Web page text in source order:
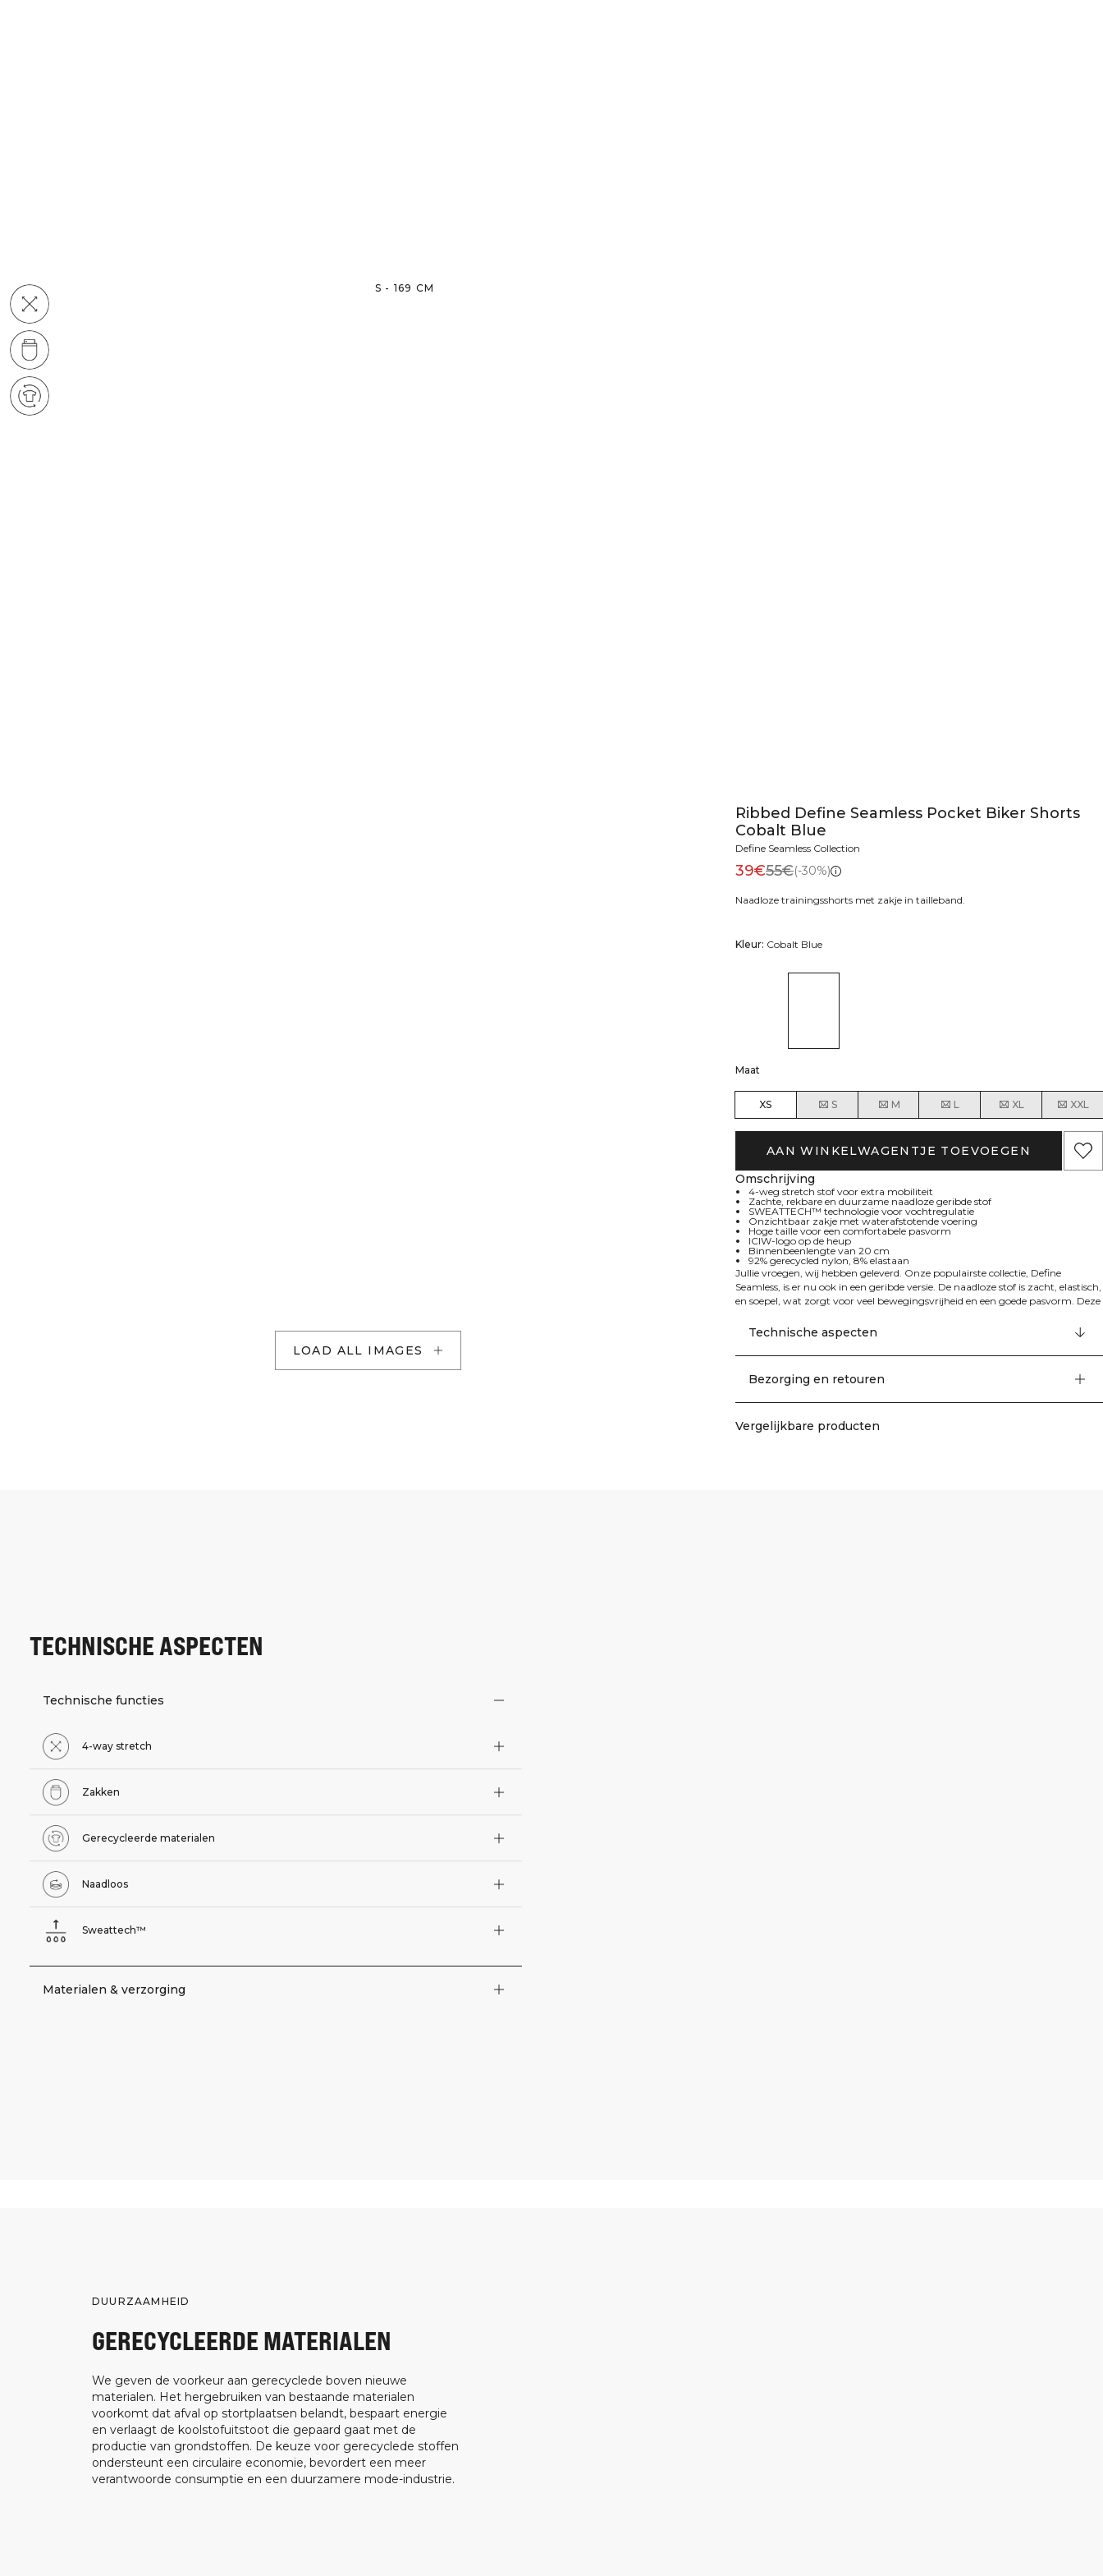
S - 169 CM
LOAD ALL IMAGES
Ribbed Define Seamless Pocket Biker Shorts
Cobalt Blue
Define Seamless Collection
39€55€(-30%)
Naadloze trainingsshorts met zakje in tailleband.
Kleur: Cobalt Blue
Maat
XS S M L XL XXL
AAN WINKELWAGENTJE TOEVOEGEN
Omschrijving
4-weg stretch stof voor extra mobiliteit
Zachte, rekbare en duurzame naadloze geribde stof
SWEATTECH™ technologie voor vochtregulatie
Onzichtbaar zakje met waterafstotende voering
Hoge taille voor een comfortabele pasvorm
ICIW-logo op de heup
Binnenbeenlengte van 20 cm
92% gerecycled nylon, 8% elastaan
Jullie vroegen, wij hebben geleverd. Onze populairste collectie, Define
Seamless, is er nu ook in een geribde versie. De naadloze stof is zacht, elastisch,
en soepel, wat zorgt voor veel bewegingsvrijheid en een goede pasvorm. Deze
trendy kleuren, is perfect voor verschillende soorten work-outs. ICIW-logo op
linkerheup. Hoge taille voor een perfecte pasvorm. Binnenbeenlengte 20 cm.
Zakje met onzichtbare rits en waterafstotende voering op achterkant van de
meer mobiliteit tijdens je work-out. SWEATTECH™. Elastische en duurzame
Technische aspecten
Bezorging en retouren
Vergelijkbare producten
TECHNISCHE ASPECTEN
Technische functies
4-way stretch
Zakken
Gerecycleerde materialen
Naadloos
Sweattech™
Materialen & verzorging
DUURZAAMHEID
GERECYCLEERDE MATERIALEN
We geven de voorkeur aan gerecyclede boven nieuwe
materialen. Het hergebruiken van bestaande materialen
voorkomt dat afval op stortplaatsen belandt, bespaart energie
en verlaagt de koolstofuitstoot die gepaard gaat met de
productie van grondstoffen. De keuze voor gerecyclede stoffen
ondersteunt een circulaire economie, bevordert een meer
verantwoorde consumptie en een duurzamere mode-industrie.